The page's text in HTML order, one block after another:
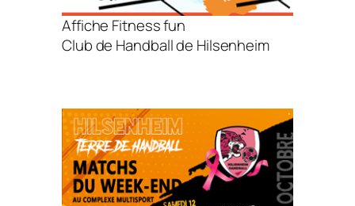
Affiche Fitness fun
Club de Handball de Hilsenheim